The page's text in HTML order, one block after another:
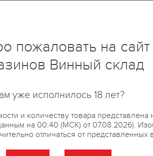
пожаловать на сайт
Винный склад
уже исполнилось 18 лет?
и количеству товара представлена
на 00:40 (МСК) от 07.08.2026).
отличаться от представленных